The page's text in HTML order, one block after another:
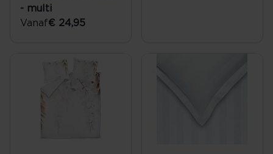
- multi
Vanaf€ 24,95